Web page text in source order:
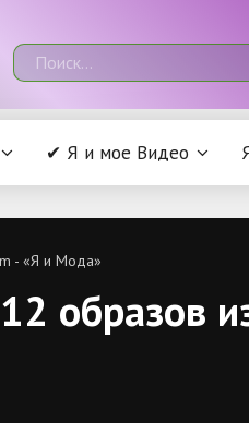
✔ Я и мое Видео
- «Я и Мода»
образов